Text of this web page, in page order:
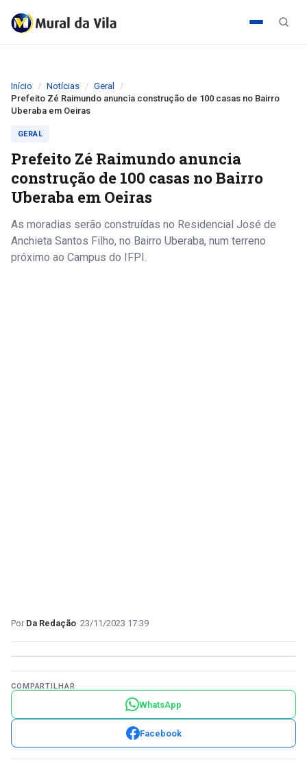
Início Notícias
Geral
Prefeito Zé Raimundo anuncia construção de 100 casas no Bairro
Uberaba em Oeiras
GERAL
Prefeito Zé Raimundo anuncia
construção de 100 casas no Bairro
Uberaba em Oeiras
As moradias serão construídas no Residencial José de
Anchieta Santos Filho, no Bairro Uberaba, num terreno
próximo ao Campus do IFPI.
Da Redação 23/11/2023 17:39
COMPARTILHAR
WhatsApp
Facebook